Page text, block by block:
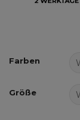
Farben
Größe